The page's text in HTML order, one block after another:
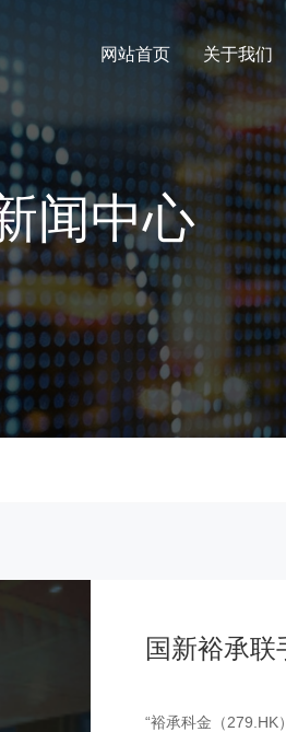
网站首页 关于我们
闻中心
国新裕承
“裕承科金（279.HK